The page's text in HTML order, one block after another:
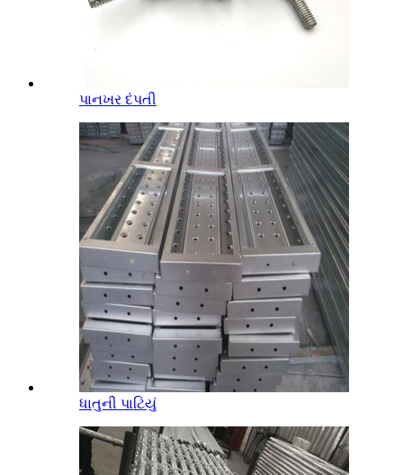
પાનખર દંપતી
ધાતુની પાટિયું